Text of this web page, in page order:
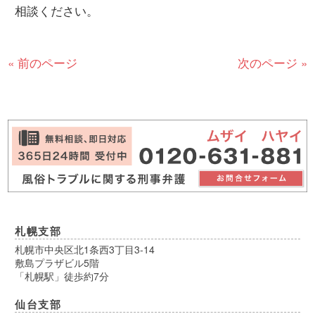
相談ください。
« 前のページ 次のページ »
札幌支部
札幌市中央区北1条西3丁目3-14
敷島プラザビル5階
「札幌駅」徒歩約7分
仙台支部